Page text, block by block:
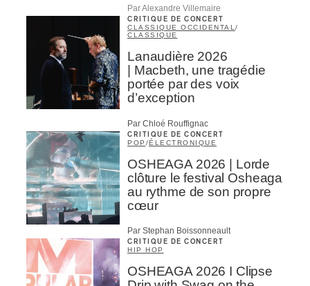
Par Alexandre Villemaire
CRITIQUE DE CONCERT
CLASSIQUE OCCIDENTAL/
CLASSIQUE
Lanaudière 2026
| Macbeth, une tragédie
portée par des voix
d’exception
Par Chloé Rouffignac
CRITIQUE DE CONCERT
POP /ÉLECTRONIQUE
OSHEAGA 2026 | Lorde
clôture le festival Osheaga
au rythme de son propre
cœur
Par Stephan Boissonneault
CRITIQUE DE CONCERT
HIP HOP
OSHEAGA 2026 I Clipse